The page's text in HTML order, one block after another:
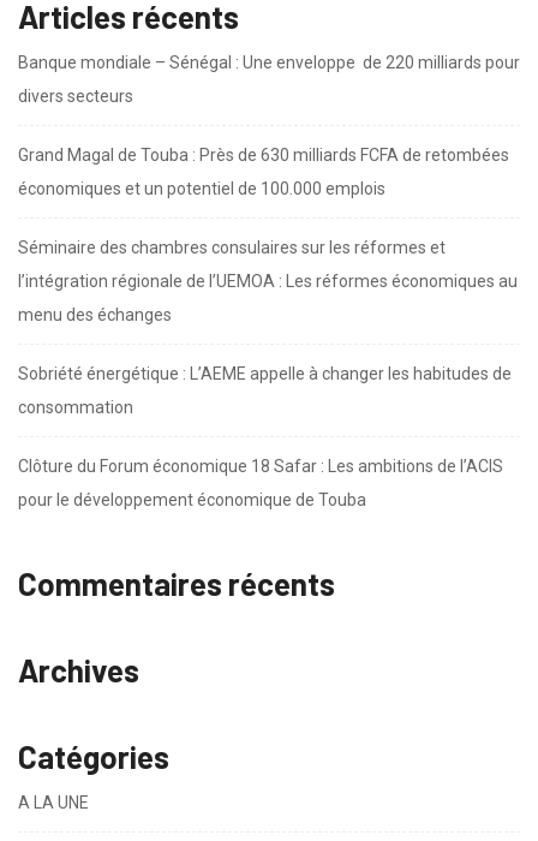
Articles récents
Banque mondiale – Sénégal : Une enveloppe de 220 milliards pour
divers secteurs
Grand Magal de Touba : Près de 630 milliards FCFA de retombées
économiques et un potentiel de 100.000 emplois
Séminaire des chambres consulaires sur les réformes et
l’intégration régionale de l’UEMOA : Les réformes économiques au
menu des échanges
Sobriété énergétique : L’AEME appelle à changer les habitudes de
consommation
Clôture du Forum économique 18 Safar : Les ambitions de l’ACIS
pour le développement économique de Touba
Commentaires récents
Archives
Catégories
A LA UNE